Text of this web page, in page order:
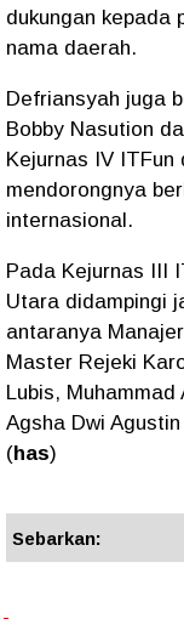
dukungan kepada
nama daerah.
Defriansyah juga
Bobby Nasution
Kejurnas IV ITFun
mendorongnya
internasional.
Pada Kejurnas III
Utara didampingi
antaranya
Master Rejeki
Lubis,
Agsha Dwi
(has)
Sebarkan: